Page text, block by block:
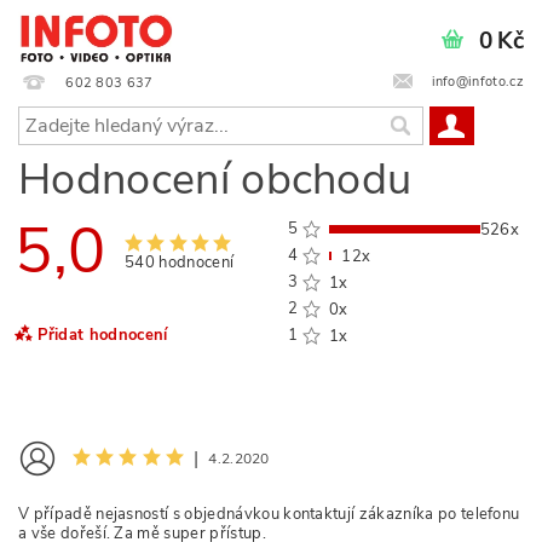
602 803 637 info@infoto.cz
0 Kč
Hodnocení obchodu
5,0 540 hodnocení
Přidat hodnocení
5
526x
4
12x
3
1x
2
0x
1
1x
| 4.2.2020
V případě nejasností s objednávkou kontaktují zákazníka po telefonu
a vše dořeší. Za mě super přístup.